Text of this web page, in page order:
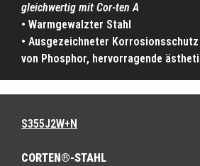
gleichwertig mit Cor-ten A
• Warmgewalzter Stahl
• Ausgezeichneter
von Phosphor, hervorragende
S355J2W+N
CORTEN®-STAHL